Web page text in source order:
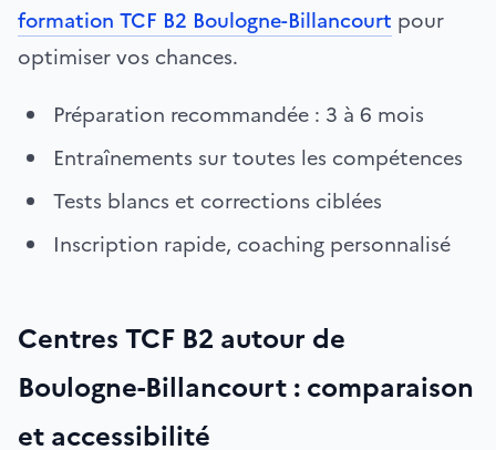
formation TCF B2 Boulogne-Billancourt pour
optimiser vos chances.
Préparation recommandée : 3 à 6 mois
Entraînements sur toutes les compétences
Tests blancs et corrections ciblées
Inscription rapide, coaching personnalisé
Centres TCF B2 autour de
Boulogne-Billancourt : comparaison
et accessibilité